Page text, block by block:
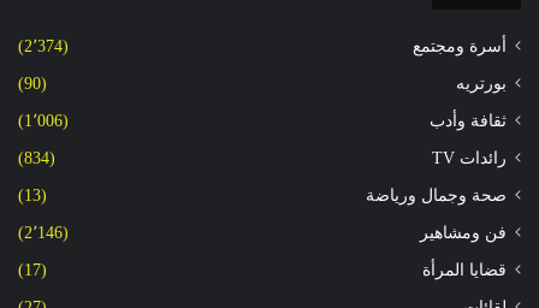
أسرة ومجتمع (2٬374)
بورتريه (90)
ثقافة وأدب (1٬006)
رائدات TV (834)
صحة وجمال ورياضة (13)
فن ومشاهير (2٬146)
قضايا المرأة (17)